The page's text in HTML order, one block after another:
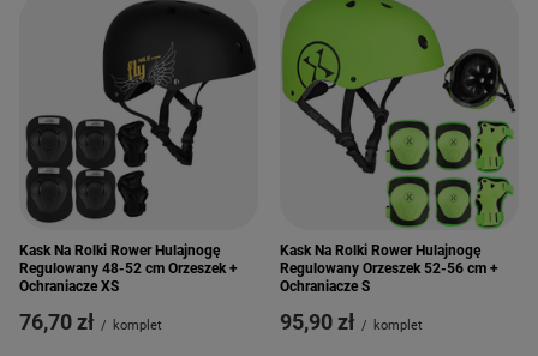
Kask Na Rolki Rower Hulajnogę
Regulowany 48-52 cm Orzeszek +
Ochraniacze XS
76,70 zł / komplet
Kask Na Rolki Rower Hulajnogę
Regulowany Orzeszek 52-56 cm +
Ochraniacze S
95,90 zł / komplet